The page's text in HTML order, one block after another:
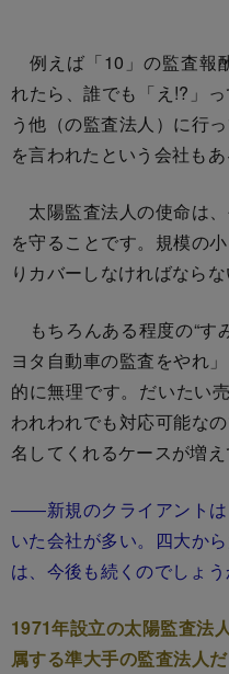
例えば「10」の監査報
れたら、誰でも「え!?」
う他（の監査法人）に行
を言われたという会社もあ
太陽監査法人の使命は
を守ることです。規模の
りカバーしなければならな
もちろんある程度の“す
ヨタ自動車の監査をやれ
的に無理です。だいたい
われわれでも対応可能な
名してくれるケースが増え
――新規のクライアントは
いた会社が多い。四大か
は、今後も続くのでしょう
1971年設立の太陽監査法
属する準大手の監査法人